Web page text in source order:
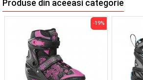
Produse din aceeasi categorie
-19%